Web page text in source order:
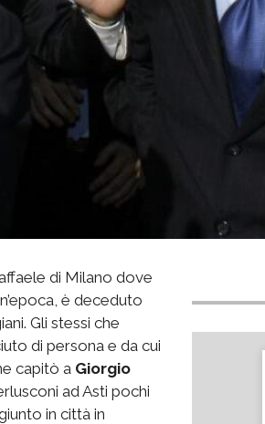
di Milano dove
è deceduto
Gli stessi che
di persona e da cui
capitò a Giorgio
ad Asti pochi
in città in